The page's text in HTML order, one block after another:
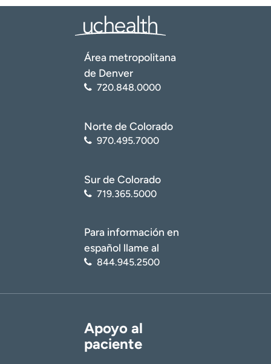
Área metropolitana
de Denver
720.848.0000
Norte de Colorado
970.495.7000
Sur de Colorado
719.365.5000
Para información en
español llame al
844.945.2500
Apoyo al
paciente